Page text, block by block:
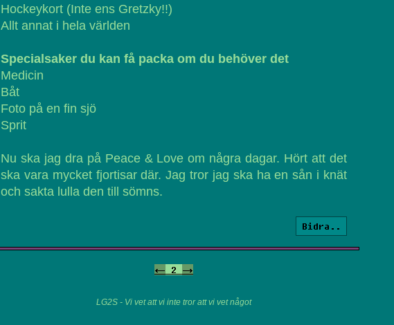
Hockeykort (Inte ens Gretzky!!)
Allt annat i hela världen
Specialsaker du kan få packa om du behöver det
Medicin
Båt
Foto på en fin sjö
Sprit
Nu ska jag dra på Peace & Love om några dagar. Hört att det
ska vara mycket fjortisar där. Jag tror jag ska ha en sån i knät
och sakta lulla den till sömns.
Bidra..
<- 2 ->
LG2S - Vi vet att vi inte tror att vi vet något